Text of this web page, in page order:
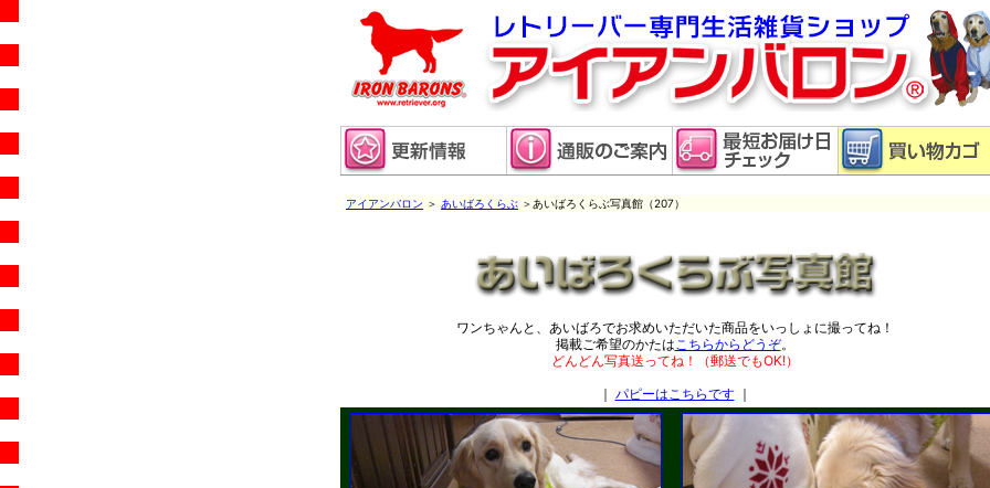
アイアンバロン ＞ あいばろくらぶ ＞あいばろくらぶ写真館（207）
ワンちゃんと、あいばろでお求めいただいた商品をいっしょに撮ってね！
掲載ご希望のかたはこちらからどうぞ。
どんどん写真送ってね！（郵送でもOK!）
｜ パピーはこちらです ｜